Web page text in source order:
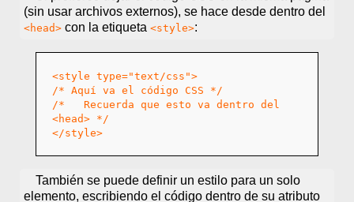
(sin usar archivos externos), se hace desde dentro del
<head> con la etiqueta <style>:
<style type="text/css">
/* Aquí va el código CSS */
/* Recuerda que esto va dentro del
<head> */
</style>
También se puede definir un estilo para un solo
elemento, escribiendo el código dentro de su atributo